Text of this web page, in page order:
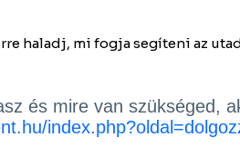
haladj, mi fogja segíteni az
és mire van szükséged,